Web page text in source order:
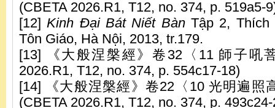
(CBETA 2026.R1, T12, no. 374, p. 519a5-
[12]Kinh Đại Bát Niết BànTập 2, Thích
Tôn Giáo, Hà Nội, 2013, tr.179.
[13] 《大般涅槃經》卷32〈11 師子吼
2026.R1, T12, no. 374, p. 554c17-18)
[14] 《大般涅槃經》卷22〈10 光明遍照
(CBETA 2026.R1, T12, no. 374, p.